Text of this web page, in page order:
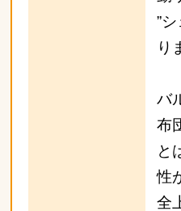
”
り
バ
布
と
性
全